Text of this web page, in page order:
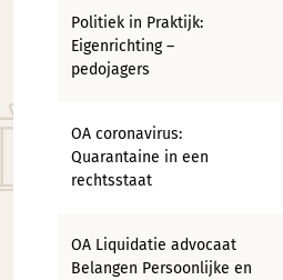
Politiek in Praktijk:
Eigenrichting –
pedojagers
OA coronavirus:
Quarantaine in een
rechtsstaat
OA Liquidatie advocaat
Belangen Persoonlijke en